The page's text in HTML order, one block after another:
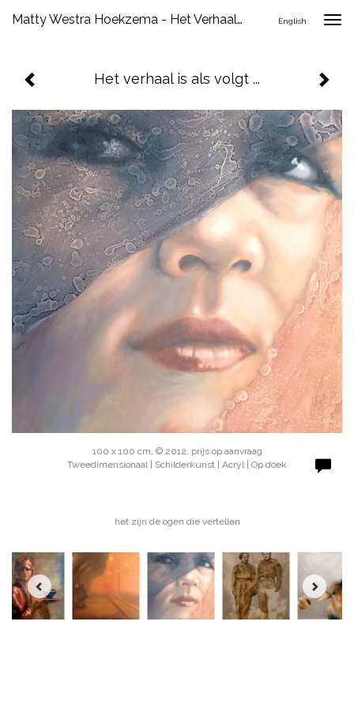
Matty Westra Hoekzema - Het Verhaal Is Als Volgt ... English
Het verhaal is als volgt ...
100 x 100 cm, © 2012, prijs op aanvraag
Tweedimensionaal | Schilderkunst | Acryl | Op doek
het zijn de ogen die vertellen